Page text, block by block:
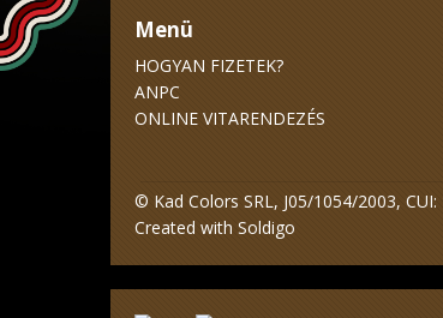
Menü
HOGYAN FIZETEK?
ANPC
ONLINE VITARENDEZÉS
© Kad Colors SRL, J05/1054/2003, CUI:
Created with Soldigo